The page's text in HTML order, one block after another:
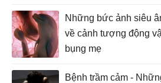
Những bức ảnh siêu
về cảnh tượng động
bụng mẹ
Bệnh trầm cảm -